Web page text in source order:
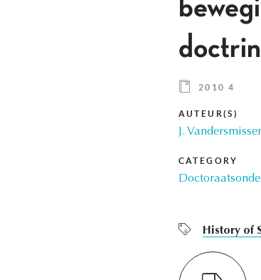
2010 4
AUTEUR(S)
J.
CATEGORY
History of